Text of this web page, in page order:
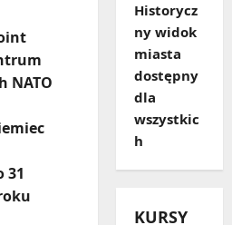
NATO
31
Historycz
ny widok
miasta
dostępny
dla
wszystkic
h
KURSY